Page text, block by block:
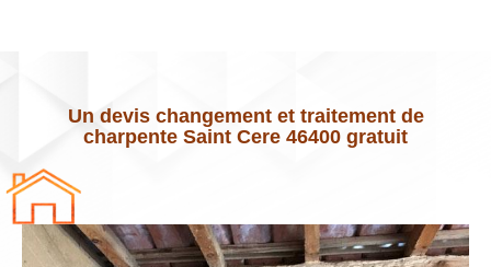
Un devis changement et traitement de
charpente Saint Cere 46400 gratuit